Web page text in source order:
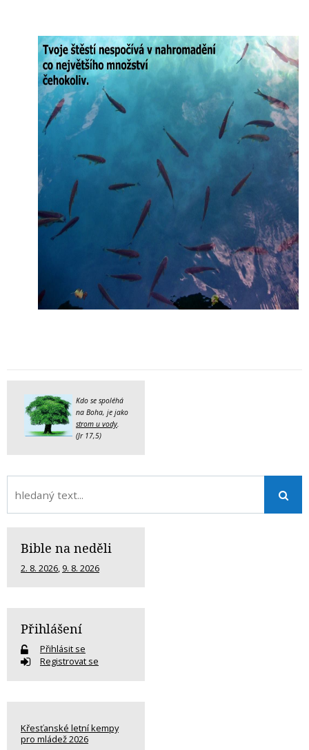
Kdo se spoléhá
na Boha, je jako
strom u vody.
(Jr 17,5)
Bible na neděli
2. 8. 2026, 9. 8. 2026
Přihlášení
Přihlásit se
Registrovat se
Křesťanské letní kempy
pro mládež 2026